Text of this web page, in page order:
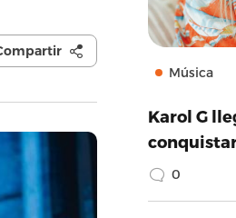
Música
Karol G
0